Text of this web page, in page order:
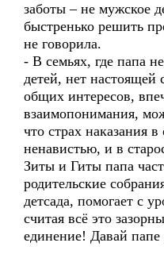
заботы – не мужское
быстренько решить
не говорила.
- В семьях, где папа
детей, нет настоящей
общих интересов,
взаимопонимания,
что страх наказания
ненавистью, и в
Зиты и Гиты папа
родительские
детсада, помогает с
считая всё это
единение! Давай папе